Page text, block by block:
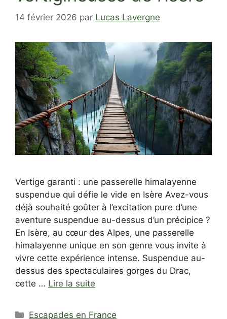
14 février 2026 par Lucas Lavergne
Vertige garanti : une passerelle himalayenne
suspendue qui défie le vide en Isère Avez-vous
déjà souhaité goûter à l’excitation pure d’une
aventure suspendue au-dessus d’un précipice ?
En Isère, au cœur des Alpes, une passerelle
himalayenne unique en son genre vous invite à
vivre cette expérience intense. Suspendue au-
dessus des spectaculaires gorges du Drac,
cette … Lire la suite
Catégories
Escapades en France